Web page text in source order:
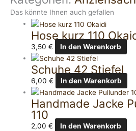
Das könnte Ihnen auch gefallen
Hose kurz 110
3,50€ In den Warenkorb
Schuhe 42 Stiefel
6,00€ In den Warenkorb
Handmade Jacke
110
2,00€ In den Warenkorb